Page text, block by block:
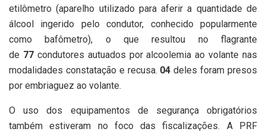
etilômetro (aparelho utilizado para aferir a quantidade de
álcool ingerido pelo condutor, conhecido popularmente
como bafômetro), o que resultou no flagrante
de 77condutores autuados por alcoolemia ao volante nas
modalidades constatação e recusa. 04 deles foram presos
por embriaguez ao volante.
O uso dos equipamentos de segurança obrigatórios
também estiveram no foco das fiscalizações. A PRF